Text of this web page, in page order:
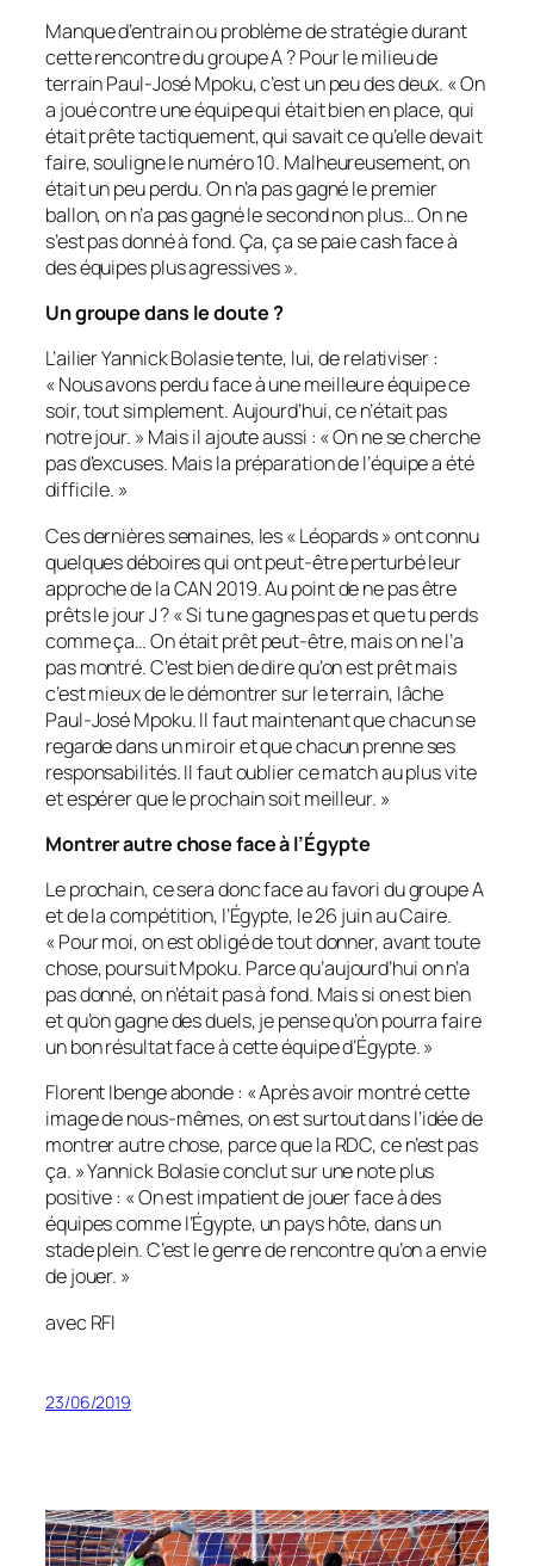
Manque d’entrain ou problème de stratégie durant
cette rencontre du groupe A ? Pour le milieu de
terrain Paul-José Mpoku, c’est un peu des deux. «On
a joué contre une équipe qui était bien en place, qui
était prête tactiquement, qui savait ce qu’elle devait
faire, souligne le numéro 10. Malheureusement, on
était un peu perdu. On n’a pas gagné le premier
ballon, on n’a pas gagné le second non plus… On ne
s’est pas donné à fond. Ça, ça se paie cash face à
des équipes plus agressives».
Un groupe dans le doute ?
L’ailier Yannick Bolasie tente, lui, de relativiser :
«Nous avons perdu face à une meilleure équipe ce
soir, tout simplement. Aujourd’hui, ce n’était pas
notre jour. » Mais il ajoute aussi : «On ne se cherche
pas d’excuses. Mais la préparation de l’équipe a été
difficile. »
Ces dernières semaines, les « Léopards » ont connu
quelques déboires qui ont peut-être perturbé leur
approche de la CAN 2019. Au point de ne pas être
prêts le jour J ? «Si tu ne gagnes pas et que tu perds
comme ça… On était prêt peut-être, mais on ne l’a
pas montré. C’est bien de dire qu’on est prêt mais
c’est mieux de le démontrer sur le terrain, lâche
Paul-José Mpoku.Il faut maintenant que chacun se
regarde dans un miroir et que chacun prenne ses
responsabilités. Il faut oublier ce match au plus vite
et espérer que le prochain soit meilleur. »
Montrer autre chose face à l’Égypte
Le prochain, ce sera donc face au favori du groupe A
et de la compétition, l’Égypte, le 26 juin au Caire.
«Pour moi, on est obligé de tout donner, avant toute
chose, poursuit Mpoku. Parce qu’aujourd’hui on n’a
pas donné, on n’était pas à fond. Mais si on est bien
et qu’on gagne des duels, je pense qu’on pourra faire
un bon résultat face à cette équipe d’Égypte. »
Florent Ibenge abonde : «Après avoir montré cette
image de nous-mêmes, on est surtout dans l’idée de
montrer autre chose, parce que la RDC, ce n’est pas
ça. » Yannick Bolasie conclut sur une note plus
positive : «On est impatient de jouer face à des
équipes comme l’Égypte, un pays hôte, dans un
stade plein. C’est le genre de rencontre qu’on a envie
de jouer. »
avec RFI
23/06/2019